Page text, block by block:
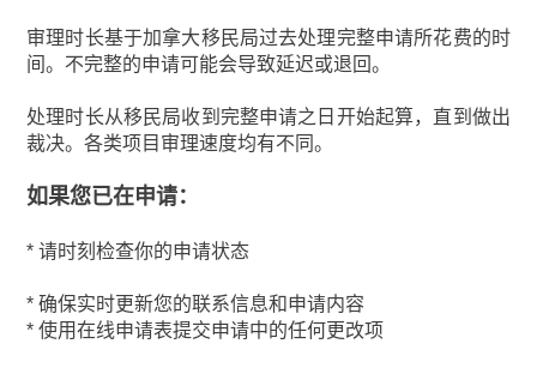
审理时长基于加拿大移民局过去处理完整申请所花费的时
间。不完整的申请可能会导致延迟或退回。
处理时长从移民局收到完整申请之日开始起算，直到做出
裁决。各类项目审理速度均有不同。
如果您已在申请：
* 请时刻检查你的申请状态
* 确保实时更新您的联系信息和申请内容
* 使用在线申请表提交申请中的任何更改项